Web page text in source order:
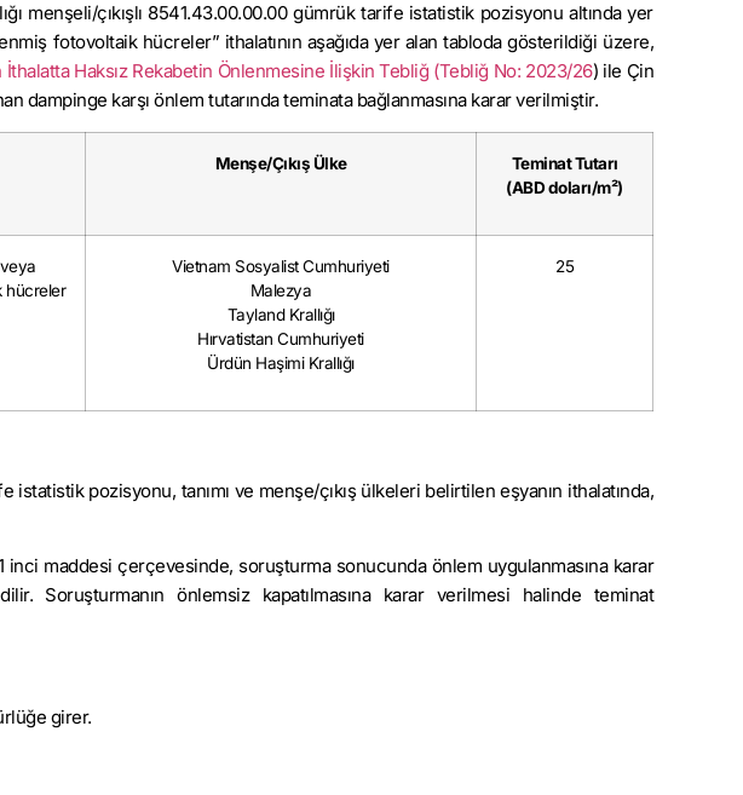
menşeli/çıkışlı 8541.43.00.00.00 gümrük tarife istatistik pozisyonu altında yer
fotovoltaik hücreler” ithalatının aşağıda yer alan tabloda gösterildiği üzere,
İthalatta Haksız Rekabetin Önlenmesine İlişkin Tebliğ (Tebliğ No: 2023/26) ile Çin
dampinge karşı önlem tutarında teminata bağlanmasına karar verilmiştir.
Menşe/Çıkış Ülke
Teminat Tutarı
(ABD doları/m²)
hücreler
Vietnam Sosyalist Cumhuriyeti
Malezya
Tayland Krallığı
Hırvatistan Cumhuriyeti
Ürdün Haşimi Krallığı
25
pozisyonu, tanımı ve menşe/çıkış ülkeleri belirtilen eşyanın ithalatında,
inci maddesi çerçevesinde, soruşturma sonucunda önlem uygulanmasına karar
Soruşturmanın önlemsiz kapatılmasına karar verilmesi halinde teminat
girer.